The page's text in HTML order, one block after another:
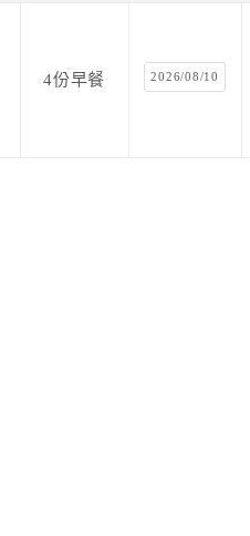
4份早餐 2026/08/10